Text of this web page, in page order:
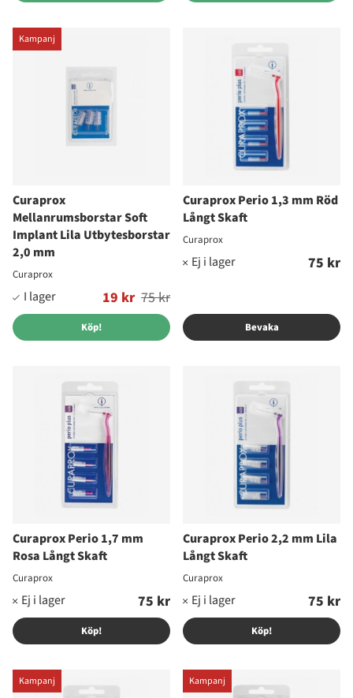
Kampanj
Curaprox
Mellanrumsborstar Soft
Implant Lila Utbytesborstar
2,0 mm
Curaprox
19 kr
Ordinarie pris: 75 kr
Köp!
Curaprox Perio 1,3 mm Röd
Långt Skaft
Curaprox
75 kr
Bevaka
Curaprox Perio 1,7 mm
Rosa Långt Skaft
Curaprox
75 kr
Köp!
Curaprox Perio 2,2 mm Lila
Långt Skaft
Curaprox
75 kr
Köp!
Kampanj Kampanj